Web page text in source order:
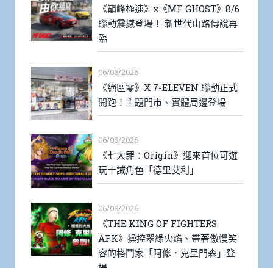
《巔峰極速》x《MF GHOST》8/6
聯動震撼登場！ 新世代山路傳說再
臨
06/08/2026
《絕區零》X 7-ELEVEN 聯動正式
開跑！主題門市、實體周邊登場
06/08/2026
《七大罪：Origin》迎來首位可遊
玩十誡角色「德里艾利」
06/08/2026
《THE KING OF FIGHTERS
AFK》操控翠綠火焰、帶著傲慢笑
容的格鬥家「阿修．克里門森」登